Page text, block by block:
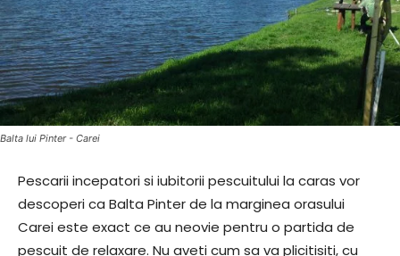
Balta lui Pinter - Carei
Pescarii incepatori si iubitorii pescuitului la caras vor
descoperi ca Balta Pinter de la marginea orasului
Carei este exact ce au neovie pentru o partida de
pescuit de relaxare. Nu aveti cum sa va plicitisiti, cu